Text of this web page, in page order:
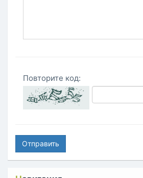
Повторите код:
Отправить